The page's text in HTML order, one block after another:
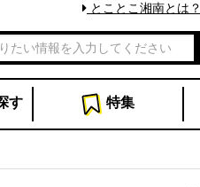
とことこ湘南とは？
す 特集